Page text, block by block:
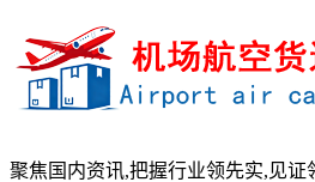
聚焦国内资讯,把握行业领先实,见证